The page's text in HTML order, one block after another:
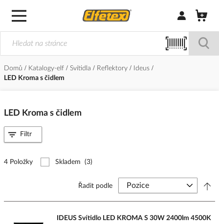
Přihlásit/
Domů Katalogy-elf Svítidla Reflektory
Ideus
LED Kroma s čidlem
LED Kroma s čidlem
4 Položky Skladem (3)
Řadit podle
IDEUS Svítidlo LED KROMA S 30W 2400lm 4500K
Filtr